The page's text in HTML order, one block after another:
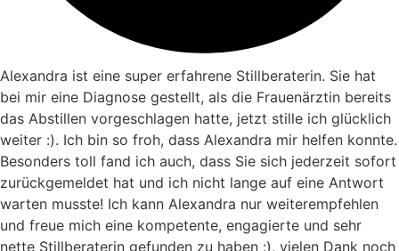
Alexandra ist eine super erfahrene Stillberaterin. Sie hat
bei mir eine Diagnose gestellt, als die Frauenärztin bereits
das Abstillen vorgeschlagen hatte, jetzt stille ich glücklich
weiter :). Ich bin so froh, dass Alexandra mir helfen konnte.
Besonders toll fand ich auch, dass Sie sich jederzeit sofort
zurückgemeldet hat und ich nicht lange auf eine Antwort
warten musste! Ich kann Alexandra nur weiterempfehlen
und freue mich eine kompetente, engagierte und sehr
nette Stillberaterin gefunden zu haben :), vielen Dank noch